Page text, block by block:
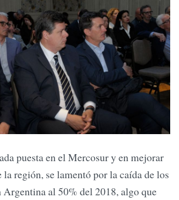
puesta en el Mercosur y en mejorar
la región, se lamentó por la caída de los
Argentina al 50% del 2018, algo que